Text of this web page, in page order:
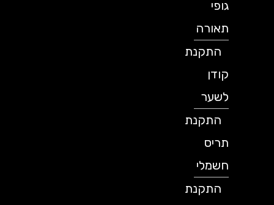
תאורה
התקנת
לשער
התקנת
תריס
חשמלי
התקנת